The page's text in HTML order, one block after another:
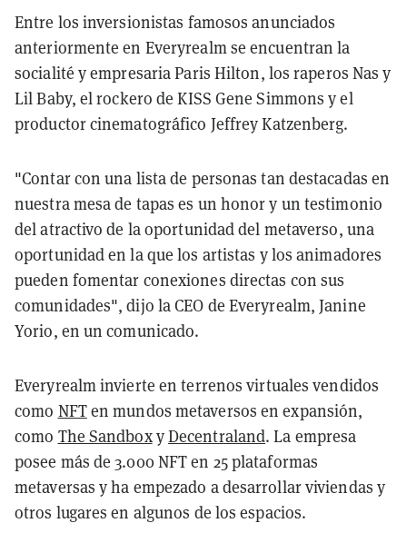
Entre los inversionistas famosos anunciados
anteriormente en Everyrealm se encuentran la
socialité y empresaria Paris Hilton, los raperos Nas y
Lil Baby, el rockero de KISS Gene Simmons y el
productor cinematográfico Jeffrey Katzenberg.
"Contar con una lista de personas tan destacadas en
nuestra mesa de tapas es un honor y un testimonio
del atractivo de la oportunidad del metaverso, una
oportunidad en la que los artistas y los animadores
pueden fomentar conexiones directas con sus
comunidades", dijo la CEO de Everyrealm, Janine
Yorio, en un comunicado.
Everyrealm invierte en terrenos virtuales vendidos
como NFTen mundos metaversos en expansión,
como The SandboxyDecentraland. La empresa
posee más de 3.000 NFT en 25 plataformas
metaversas y ha empezado a desarrollar viviendas y
otros lugares en algunos de los espacios.